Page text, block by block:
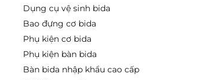
Dụng cụ vệ sinh bida
Bao đựng cơ bida
Phụ kiện cơ bida
Phụ kiện bàn bida
Bàn bida nhập khẩu cao cấp